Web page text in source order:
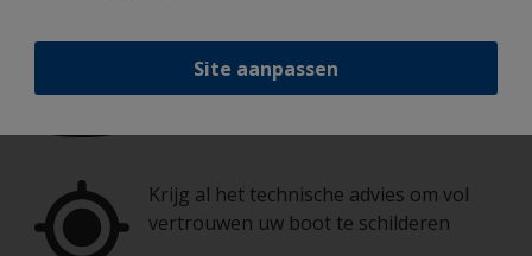
Site aanpassen
Hier vindt u de beste producten om uw
boot in uitstekende staat te houden
Krijg al het technische advies om vol
vertrouwen uw boot te schilderen